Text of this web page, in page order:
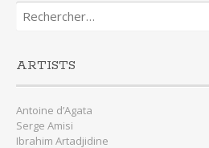
Rechercher :
ARTISTS
Antoine d’Agata
Serge Amisi
Ibrahim Artadjidine